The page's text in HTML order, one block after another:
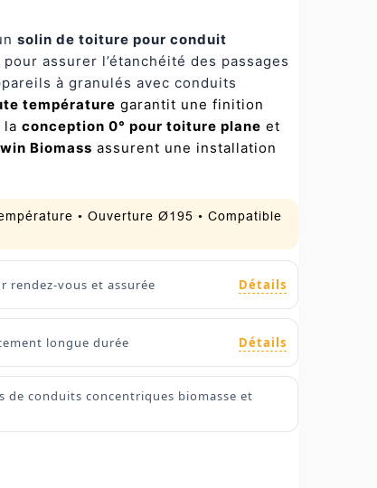
solin de toiture pour conduit
pour assurer l’étanchéité des passages
à granulés avec conduits
température garantit une finition
la conception 0° pour toiture plane et
Biomass assurent une installation
• Ouverture Ø195 • Compatible
rendez-vous et assurée Détails
longue durée Détails
de conduits concentriques biomasse et